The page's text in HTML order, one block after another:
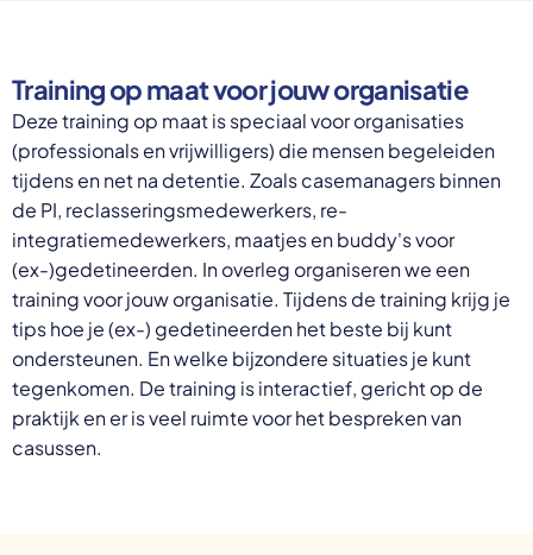
Training op maat voor jouw organisatie
Deze training op maat is speciaal voor organisaties
(professionals en vrijwilligers) die mensen begeleiden
tijdens en net na detentie. Zoals casemanagers binnen
de PI, reclasseringsmedewerkers, re-
integratiemedewerkers, maatjes en buddy's voor
(ex-)gedetineerden. In overleg organiseren we een
training voor jouw organisatie. Tijdens de training krijg je
tips hoe je (ex-) gedetineerden het beste bij kunt
ondersteunen. En welke bijzondere situaties je kunt
tegenkomen. De training is interactief, gericht op de
praktijk en er is veel ruimte voor het bespreken van
casussen.